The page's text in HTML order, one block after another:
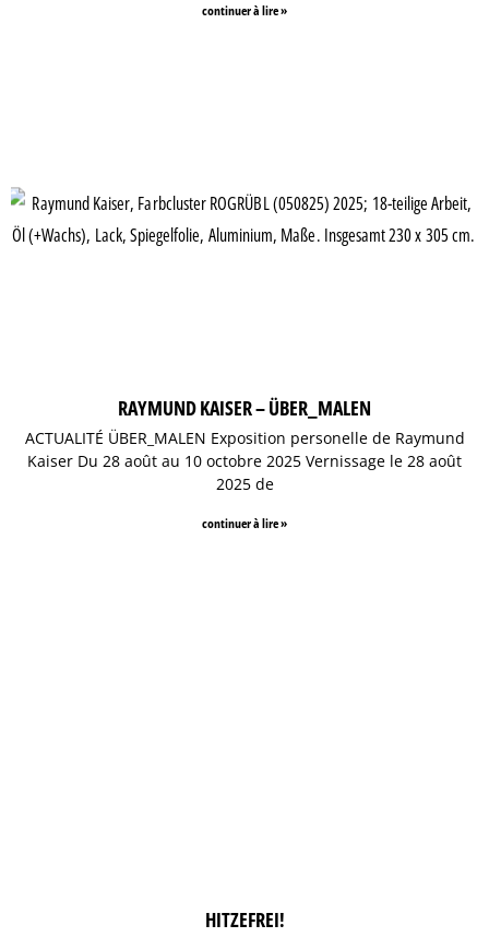
continuer à lire »
RAYMUND KAISER – ÜBER_MALEN
ACTUALITÉ ÜBER_MALEN Exposition personelle de Raymund
Kaiser Du 28 août au 10 octobre 2025 Vernissage le 28 août
2025 de
continuer à lire »
HITZEFREI!